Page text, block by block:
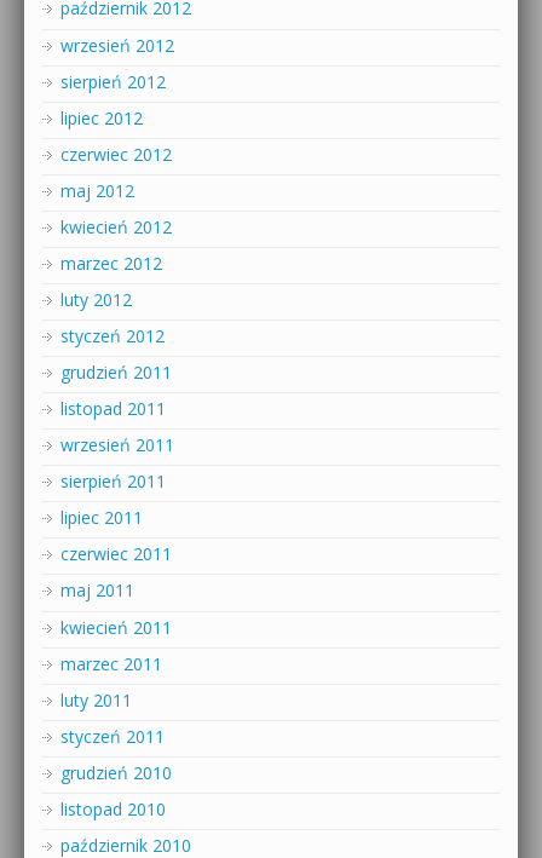
październik 2012
wrzesień 2012
sierpień 2012
lipiec 2012
czerwiec 2012
maj 2012
kwiecień 2012
marzec 2012
luty 2012
styczeń 2012
grudzień 2011
listopad 2011
wrzesień 2011
sierpień 2011
lipiec 2011
czerwiec 2011
maj 2011
kwiecień 2011
marzec 2011
luty 2011
styczeń 2011
grudzień 2010
listopad 2010
październik 2010